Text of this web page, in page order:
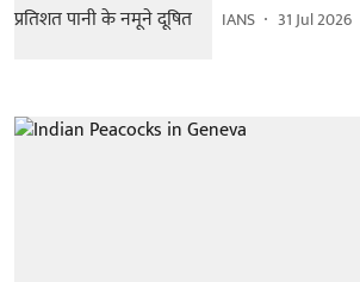
IANS 31 Jul 2026